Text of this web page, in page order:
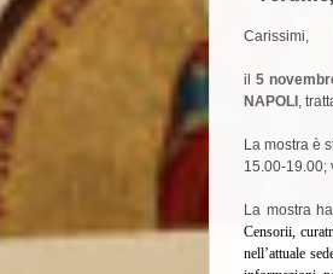
Carissimi,
il 5
NAPOLI ,
La mostra è
15.00-19.00;
La mostra
Censorii,
nell’attuale